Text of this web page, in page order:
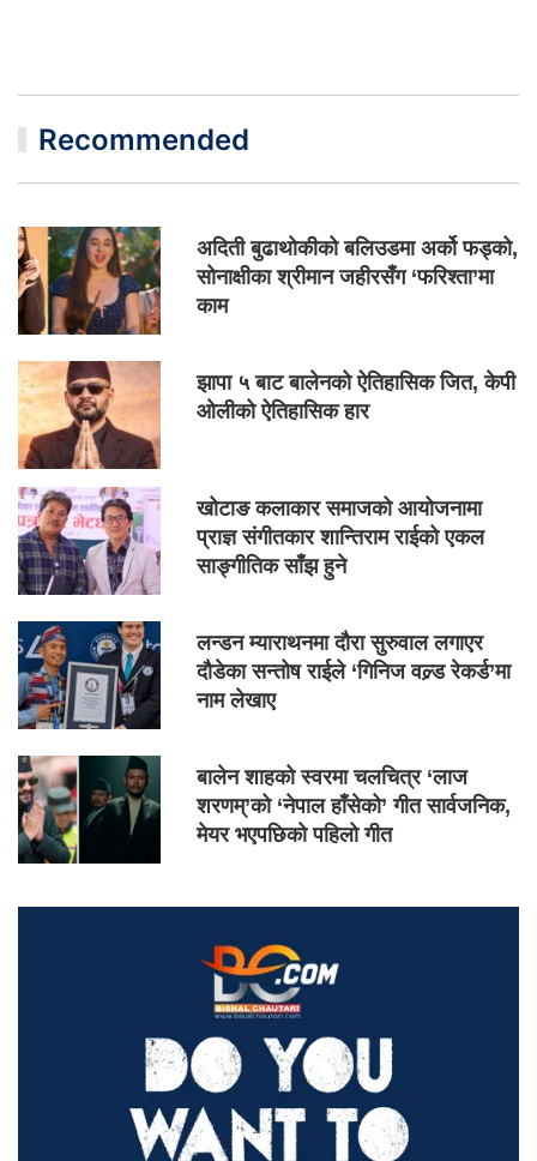
Recommended
अदिती बुढाथोकीको बलिउडमा अर्को फड्को,
सोनाक्षीका श्रीमान जहीरसँग ‘फरिश्ता’मा
काम
झापा ५ बाट बालेनको ऐतिहासिक जित, केपी
ओलीको ऐतिहासिक हार
खोटाङ कलाकार समाजको आयोजनामा
प्राज्ञ संगीतकार शान्तिराम राईको एकल
साङ्गीतिक साँझ हुने
लन्डन म्याराथनमा दौरा सुरुवाल लगाएर
दौडेका सन्तोष राईले ‘गिनिज वल्र्ड रेकर्ड’मा
नाम लेखाए
बालेन शाहको स्वरमा चलचित्र ‘लाज
शरणम्’को ‘नेपाल हाँसेको’ गीत सार्वजनिक,
मेयर भएपछिको पहिलो गीत